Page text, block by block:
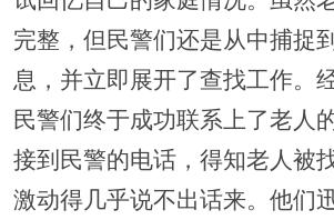
完整，但民警们还是从中捕捉
息，并立即展开了查找工作。
民警们终于成功联系上了老人
接到民警的电话，得知老人被
激动得几乎说不出话来。他们